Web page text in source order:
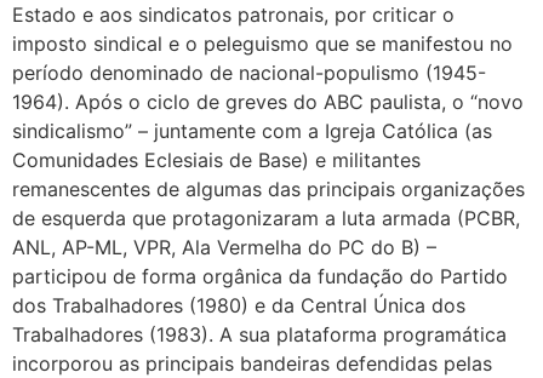
Estado e aos sindicatos patronais, por criticar o
imposto sindical e o peleguismo que se manifestou no
período denominado de nacional-populismo (1945-
1964). Após o ciclo de greves do ABC paulista, o “novo
sindicalismo” – juntamente com a Igreja Católica (as
Comunidades Eclesiais de Base) e militantes
remanescentes de algumas das principais organizações
de esquerda que protagonizaram a luta armada (PCBR,
ANL, AP-ML, VPR, Ala Vermelha do PC do B) –
participou de forma orgânica da fundação do Partido
dos Trabalhadores (1980) e da Central Única dos
Trabalhadores (1983). A sua plataforma programática
incorporou as principais bandeiras defendidas pelas